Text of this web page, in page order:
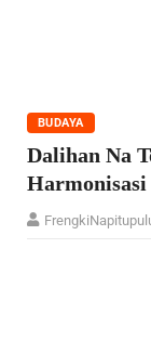
BUDAYA
Dalihan Na